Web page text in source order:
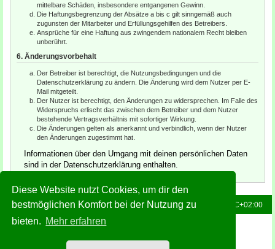
Diese Website nutzt Cookies, um dir den
bestmöglichen Komfort bei der Nutzung zu
bieten. Mehr erfahren
mittelbare Schäden, insbesondere entgangenen Gewinn.
Die Haftungsbegrenzung der Absätze a bis c gilt sinngemäß auch
zugunsten der Mitarbeiter und Erfüllungsgehilfen des Betreibers.
Ansprüche für eine Haftung aus zwingendem nationalem Recht bleiben
unberührt.
6. Änderungsvorbehalt
Der Betreiber ist berechtigt, die Nutzungsbedingungen und die
Datenschutzerklärung zu ändern. Die Änderung wird dem Nutzer per E-
Mail mitgeteilt.
Der Nutzer ist berechtigt, den Änderungen zu widersprechen. Im Falle des
Widerspruchs erlischt das zwischen dem Betreiber und dem Nutzer
bestehende Vertragsverhältnis mit sofortiger Wirkung.
Die Änderungen gelten als anerkannt und verbindlich, wenn der Nutzer
den Änderungen zugestimmt hat.
Informationen über den Umgang mit deinen persönlichen Daten
sind in der Datenschutzerklärung enthalten.
Foren-Übersicht Alle Zeiten sind UTC+02:00
Powered byphpBB® Forum Software © phpBB Limited